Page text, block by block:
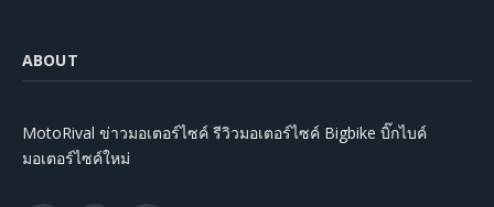
ABOUT
MotoRival ข่าวมอเตอร์ไซค์ รีวิวมอเตอร์ไซค์ Bigbike บิ๊กไบค์
มอเตอร์ไซค์ใหม่